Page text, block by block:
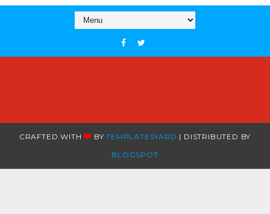
CRAFTED WITH BYTEMPLATESYARD | DISTRIBUTED BY
BLOGSPOT